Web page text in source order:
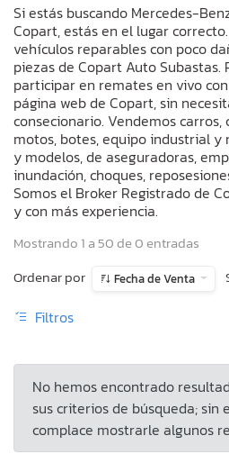
Si estás buscando Mercedes-
Copart, estás en el lugar
vehículos reparables con poco
piezas de Copart Auto
participar en remates en vivo
página web de Copart, sin
consecionario. Vendemos
motos, botes, equipo industrial y
y modelos, de aseguradoras,
inundación, choques,
Somos el Broker Registrado de
y con más experiencia.
Mostrando 1 a 50 de 0 entradas
Ordenar por
Fecha de Venta
Filtros
No hemos encontrado
sus criterios de búsqueda; sin
complace mostrarle algunos